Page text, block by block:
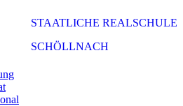
STAATLICHE REALSCHULE
SCHÖLLNACH